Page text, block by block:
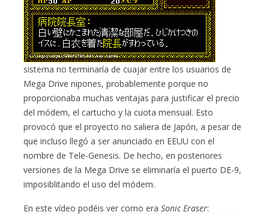
sistema no terminaría de cuajar entre los usuarios de
Mega Drive nipones, probablemente porque no
proporcionaba muchas ventajas para justificar el precio
del módem, el cartucho y la cuota mensual. Esto
provocó que el proyecto no saliera de Japón, a pesar de
que incluso llegó a ser anunciado en EEUU con el
nombre de Tele-Genesis. De hecho, en posteriores
versiones de la Mega Drive se eliminaría el puerto DE-9,
imposiblitando el uso del módem.
En este vídeo podéis ver como eraSonic Eraser: